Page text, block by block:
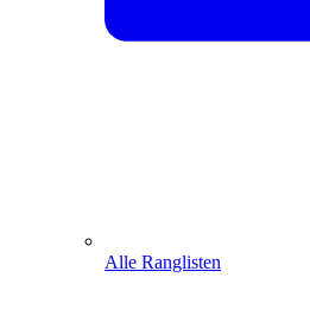
Alle Ranglisten